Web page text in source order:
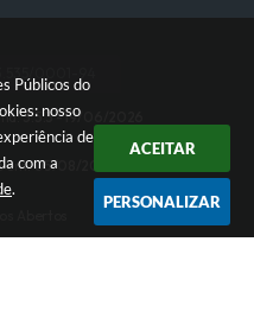
Públicos do
nosso
de
com a
.
ACEITAR
PERSONALIZAR
3.5.3 - 19/06/2026
em:05/08/2026 21:16